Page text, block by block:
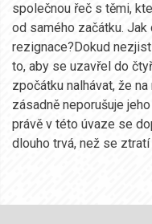
společnou řeč s těmi,
od samého začátku.
rezignace?Dokud
to, aby se uzavřel do
zpočátku nalhávat, že
zásadně neporušuje
právě v této úvaze se
dlouho trvá, než se